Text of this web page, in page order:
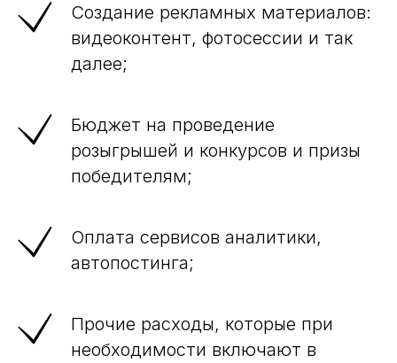
Создание рекламных материалов:
видеоконтент, фотосессии и так
далее;
Бюджет на проведение
розыгрышей и конкурсов и призы
победителям;
Оплата сервисов аналитики,
автопостинга;
Прочие расходы, которые при
необходимости включают в